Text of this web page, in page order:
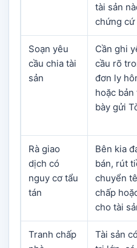
tài sản
chứng cứ
Soạn yêu
cầu chia tài
sản
Cần ghi
cầu rõ
đơn ly
hoặc bản
bày gửi
Rà giao
dịch có
nguy cơ tẩu
tán
Bên kia
bán, rút
chuyển
chấp
cho tài
Tranh chấp
Tài sản